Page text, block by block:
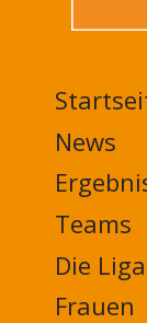
MAIN
NAVIGATION
FOOTER
News
Teams
Die Liga
Frauen